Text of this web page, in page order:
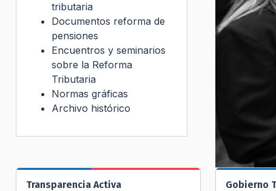
tributaria
Documentos reforma de
pensiones
Encuentros y seminarios
sobre la Reforma
Tributaria
Normas gráficas
Archivo histórico
Transparencia Activa
Gobierno